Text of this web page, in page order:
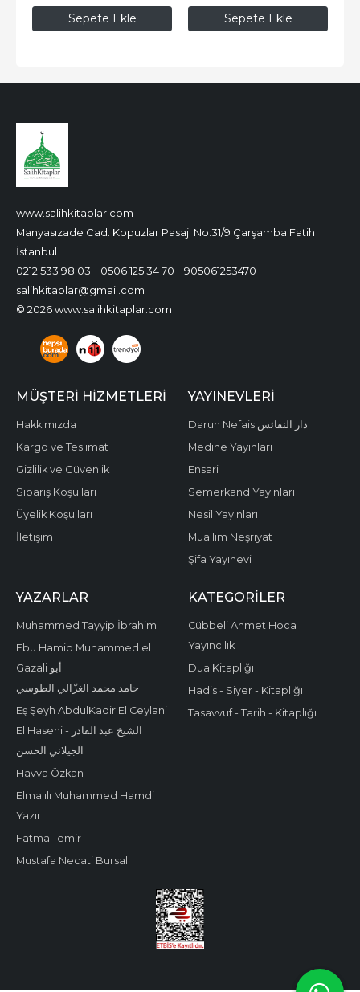
Sepete Ekle Sepete Ekle
www.salihkitaplar.com
Manyasızade Cad. Kopuzlar Pasajı No:31/9 Çarşamba Fatih
İstanbul
0212 533 98 03
0506 125 34 70
905061253470
salihkitaplar@gmail.com
© 2026 www.salihkitaplar.com
MÜŞTERI HIZMETLERI
Hakkımızda
Kargo ve Teslimat
Gizlilik ve Güvenlik
Sipariş Koşulları
Üyelik Koşulları
İletişim
YAYINEVLERI
Darun Nefais دار النفائس
Medine Yayınları
Ensari
Semerkand Yayınları
Nesil Yayınları
Muallim Neşriyat
Şifa Yayınevi
YAZARLAR
Muhammed Tayyip İbrahim
Ebu Hamid Muhammed el
Gazali أبو
حامد محمد الغزّالي الطوسي
Eş Şeyh AbdulKadir El Ceylani
El Haseni - الشيخ عبد القادر
الجيلاني الحسن
Havva Özkan
Elmalılı Muhammed Hamdi
Yazır
Fatma Temir
Mustafa Necati Bursalı
KATEGORILER
Cübbeli Ahmet Hoca
Yayıncılık
Dua Kitaplığı
Hadis - Siyer - Kitaplığı
Tasavvuf - Tarih - Kitaplığı